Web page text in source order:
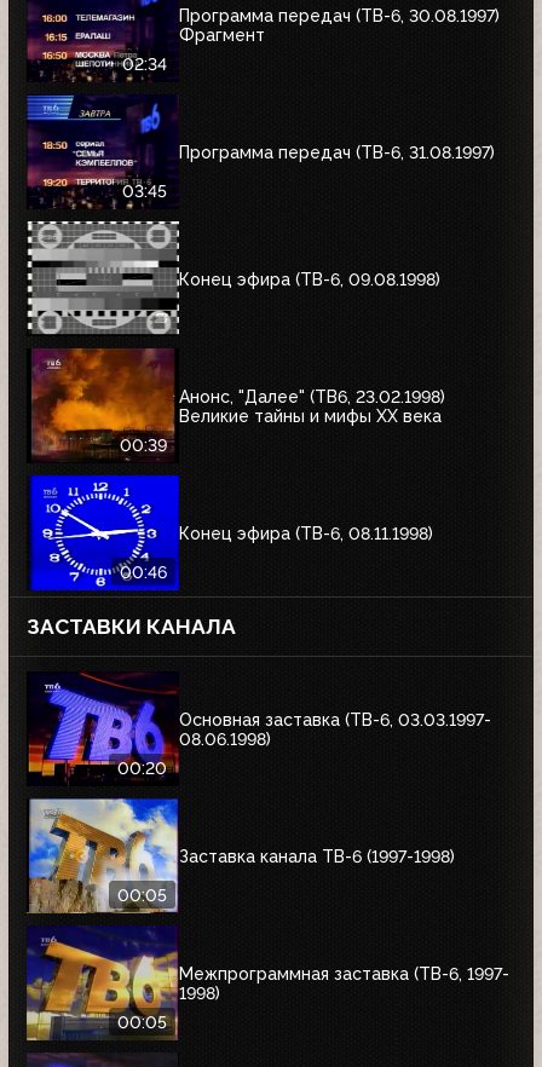
02:34
Программа передач (ТВ-6, 30.08.1997)
Фрагмент
03:45
Программа передач (ТВ-6, 31.08.1997)
Конец эфира (ТВ-6, 09.08.1998)
00:39
Анонс, "Далее" (ТВ6, 23.02.1998)
Великие тайны и мифы XX века
00:46
Конец эфира (ТВ-6, 08.11.1998)
ЗАСТАВКИ КАНАЛА
00:20
Основная заставка (ТВ-6, 03.03.1997-
08.06.1998)
00:05
Заставка канала ТВ-6 (1997-1998)
00:05
Межпрограммная заставка (ТВ-6, 1997-
1998)